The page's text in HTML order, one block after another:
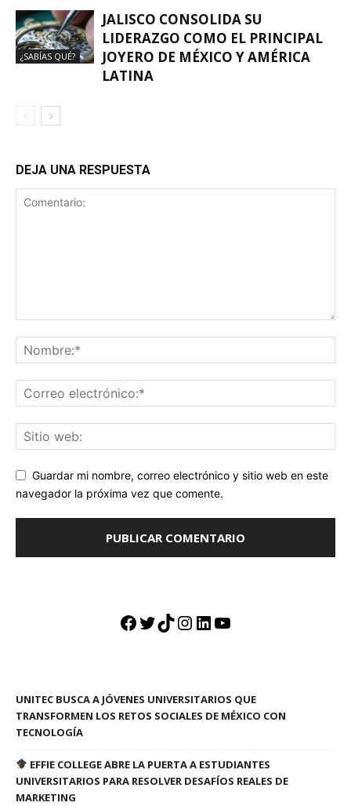
¿SABÍAS QUÉ?
JALISCO CONSOLIDA SU
LIDERAZGO COMO EL PRINCIPAL
JOYERO DE MÉXICO Y AMÉRICA
LATINA
DEJA UNA RESPUESTA
Guardar mi nombre, correo electrónico y sitio web en este
navegador la próxima vez que comente.
Facebook
Twitter
TikTok
Instagram
LinkedIn
YouTube
UNITEC BUSCA A JÓVENES UNIVERSITARIOS QUE
TRANSFORMEN LOS RETOS SOCIALES DE MÉXICO CON
TECNOLOGÍA
EFFIE COLLEGE ABRE LA PUERTA A ESTUDIANTES
UNIVERSITARIOS PARA RESOLVER DESAFÍOS REALES DE
MARKETING